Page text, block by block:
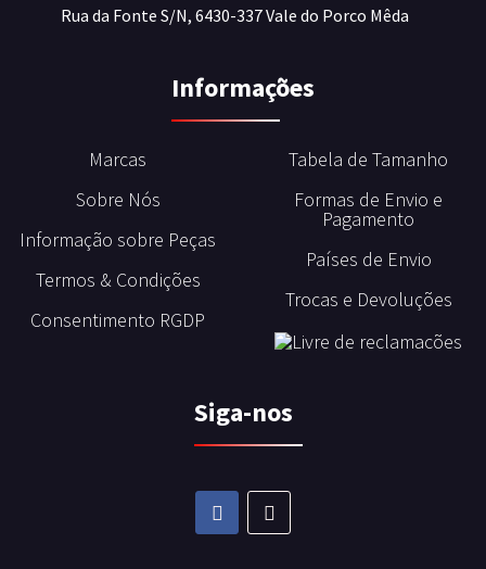
Rua da Fonte S/N, 6430-337 Vale do Porco Mêda
Informações
Marcas
Sobre Nós
Informação sobre Peças
Termos & Condições
Consentimento RGDP
Tabela de Tamanho
Formas de Envio e
Pagamento
Países de Envio
Trocas e Devoluções
Siga-nos